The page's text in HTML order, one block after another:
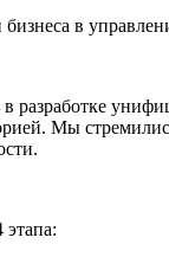
в
в разработке
Мы